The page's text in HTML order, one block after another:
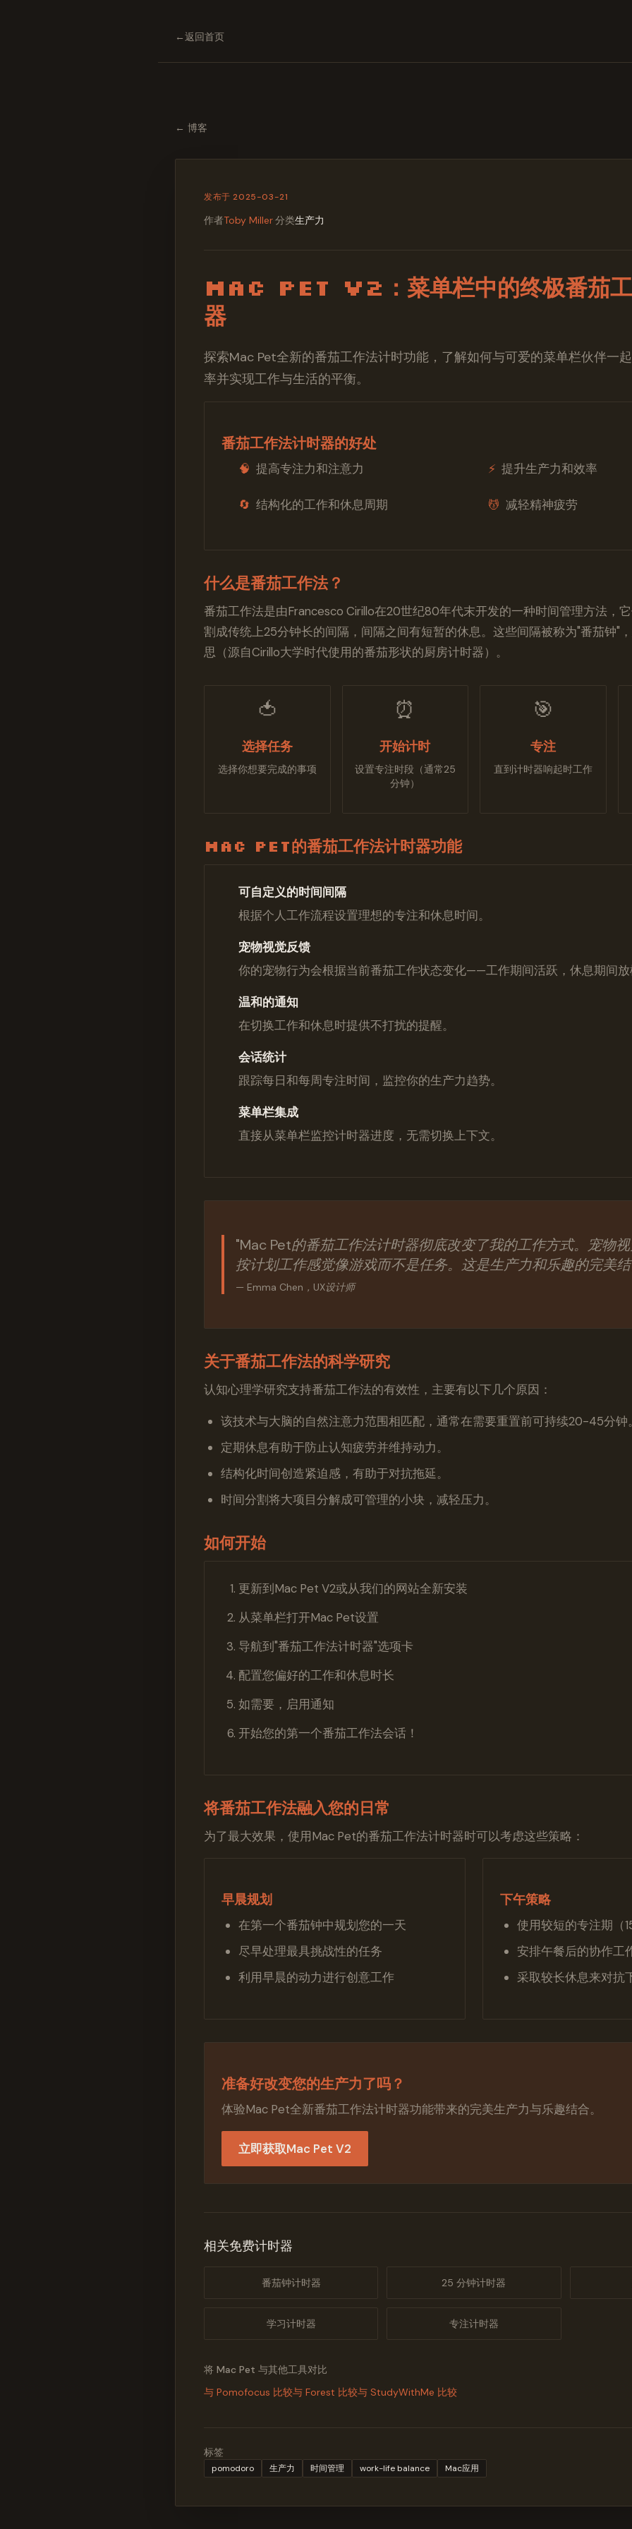
←返回首页
← 博客
发布于 2025-03-21
作者Toby Miller分类生产力
Mac Pet V2：菜单栏中的终极番茄工
器
探索Mac Pet全新的番茄工作法计时功能，了解如何与可爱的菜单栏伙伴一
率并实现工作与生活的平衡。
番茄工作法计时器的好处
🧠 提高专注力和注意力 ⚡️ 提升生产力和效率
🔄 结构化的工作和休息周期 💆 减轻精神疲劳
什么是番茄工作法？
番茄工作法是由Francesco Cirillo在20世纪80年代末开发的一种时间管理方法，
割成传统上25分钟长的间隔，间隔之间有短暂的休息。这些间隔被称为"番茄钟"
思（源自Cirillo大学时代使用的番茄形状的厨房计时器）。
🍅
选择任务
选择你想要完成的事项
⏰
开始计时
设置专注时段（通常25
分钟）
🎯
专注
直到计时器响起时工作
Mac Pet的番茄工作法计时器功能
可自定义的时间间隔
根据个人工作流程设置理想的专注和休息时间。
宠物视觉反馈
你的宠物行为会根据当前番茄工作状态变化——工作期间活跃，休息期间放
温和的通知
在切换工作和休息时提供不打扰的提醒。
会话统计
跟踪每日和每周专注时间，监控你的生产力趋势。
菜单栏集成
直接从菜单栏监控计时器进度，无需切换上下文。
"Mac Pet的番茄工作法计时器彻底改变了我的工作方式。宠物
按计划工作感觉像游戏而不是任务。这是生产力和乐趣的完美
— Emma Chen，UX设计师
关于番茄工作法的科学研究
认知心理学研究支持番茄工作法的有效性，主要有以下几个原因：
该技术与大脑的自然注意力范围相匹配，通常在需要重置前可持续20-45分钟。
定期休息有助于防止认知疲劳并维持动力。
结构化时间创造紧迫感，有助于对抗拖延。
时间分割将大项目分解成可管理的小块，减轻压力。
如何开始
更新到Mac Pet V2或从我们的网站全新安装
从菜单栏打开Mac Pet设置
导航到"番茄工作法计时器"选项卡
配置您偏好的工作和休息时长
如需要，启用通知
开始您的第一个番茄工作法会话！
将番茄工作法融入您的日常
为了最大效果，使用Mac Pet的番茄工作法计时器时可以考虑这些策略：
早晨规划
在第一个番茄钟中规划您的一天
尽早处理最具挑战性的任务
利用早晨的动力进行创意工作
下午策略
使用较短的专注期（
安排午餐后的协作工
采取较长休息来对抗
准备好改变您的生产力了吗？
体验Mac Pet全新番茄工作法计时器功能带来的完美生产力与乐趣结合。
立即获取Mac Pet V2
相关免费计时器
番茄钟计时器 25 分钟计时器
学习计时器 专注计时器
将 Mac Pet 与其他工具对比
与 Pomofocus 比较与 Forest 比较与 StudyWithMe 比较
标签
pomodoro 生产力 时间管理 work-life balance Mac应用